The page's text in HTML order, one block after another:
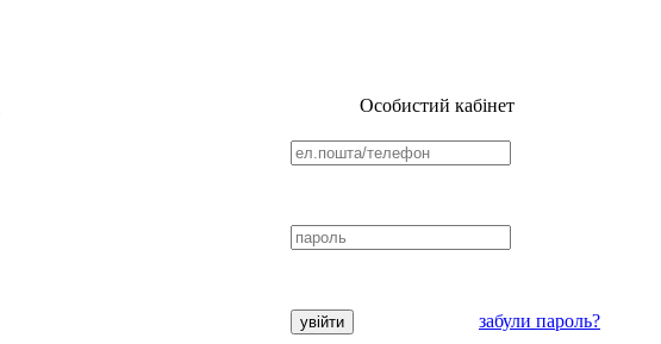
Особистий кабінет
забули пароль?